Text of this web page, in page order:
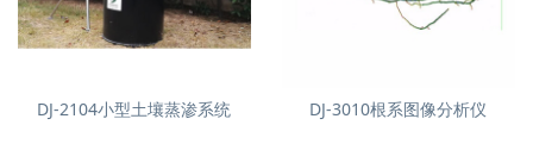
DJ-2104小型土壤蒸渗系统 DJ-3010根系图像分析仪